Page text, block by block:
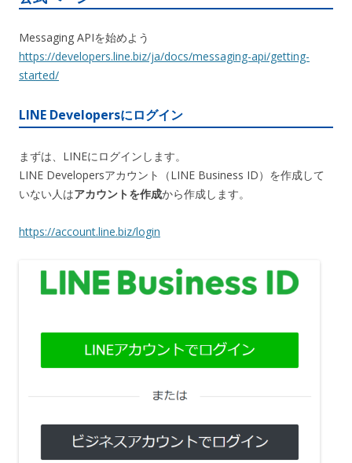
Messaging APIを始めよう
https://developers.line.biz/ja/docs/messaging-api/getting-
started/
LINE Developersにログイン
まずは、LINEにログインします。
LINE Developersアカウント（LINE Business ID）を作成して
いない人はアカウントを作成から作成します。
https://account.line.biz/login